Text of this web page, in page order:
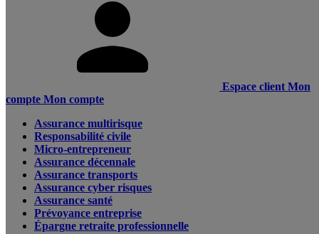
Espace client Mon
compte Mon compte
Assurance multirisque
Responsabilité civile
Micro-entrepreneur
Assurance décennale
Assurance transports
Assurance cyber risques
Assurance santé
Prévoyance entreprise
Épargne retraite professionnelle